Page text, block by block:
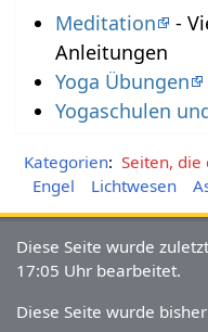
Meditation
-
Anleitungen
Yoga Übungen
Yogaschulen
Kategorien: Seiten, die
Engel
Lichtwesen
Diese Seite wurde
17:05 Uhr bearbeitet.
Diese Seite wurde